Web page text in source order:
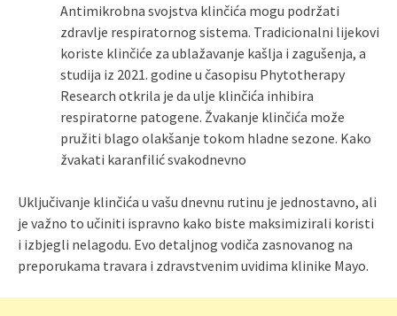
Antimikrobna svojstva klinčića mogu podržati
zdravlje respiratornog sistema. Tradicionalni lijekovi
koriste klinčiće za ublažavanje kašlja i zagušenja, a
studija iz 2021. godine u časopisu Phytotherapy
Research otkrila je da ulje klinčića inhibira
respiratorne patogene. Žvakanje klinčića može
pružiti blago olakšanje tokom hladne sezone. Kako
žvakati karanfilić svakodnevno
Uključivanje klinčića u vašu dnevnu rutinu je jednostavno, ali
je važno to učiniti ispravno kako biste maksimizirali koristi
i izbjegli nelagodu. Evo detaljnog vodiča zasnovanog na
preporukama travara i zdravstvenim uvidima klinike Mayo.